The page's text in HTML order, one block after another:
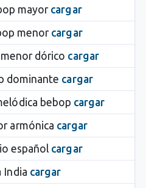
mayor cargar
menor cargar
dórico cargar
dominante cargar
bebop cargar
armónica cargar
español cargar
India cargar